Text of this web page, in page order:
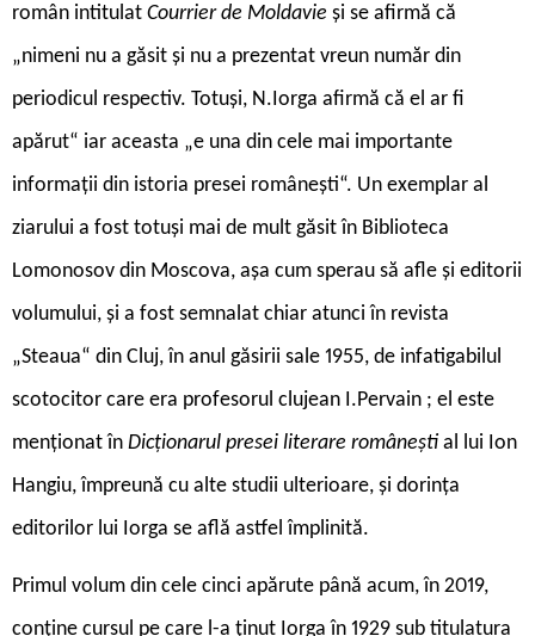
român intitulat Courrier de Moldavie și se afirmă că
„nimeni nu a găsit și nu a prezentat vreun număr din
periodicul respectiv. Totuși, N.Iorga afirmă că el ar fi
apărut“ iar aceasta „e una din cele mai importante
informații din istoria presei românești“. Un exemplar al
ziarului a fost totuși mai de mult găsit în Biblioteca
Lomonosov din Moscova, așa cum sperau să afle și editorii
volumului, și a fost semnalat chiar atunci în revista
„Steaua“ din Cluj, în anul găsirii sale 1955, de infatigabilul
scotocitor care era profesorul clujean I.Pervain ; el este
menționat în Dicționarul presei literare românești al lui Ion
Hangiu, împreună cu alte studii ulterioare, și dorința
editorilor lui Iorga se află astfel împlinită.
Primul volum din cele cinci apărute până acum, în 2019,
conține cursul pe care l-a ținut Iorga în 1929 sub titulatura